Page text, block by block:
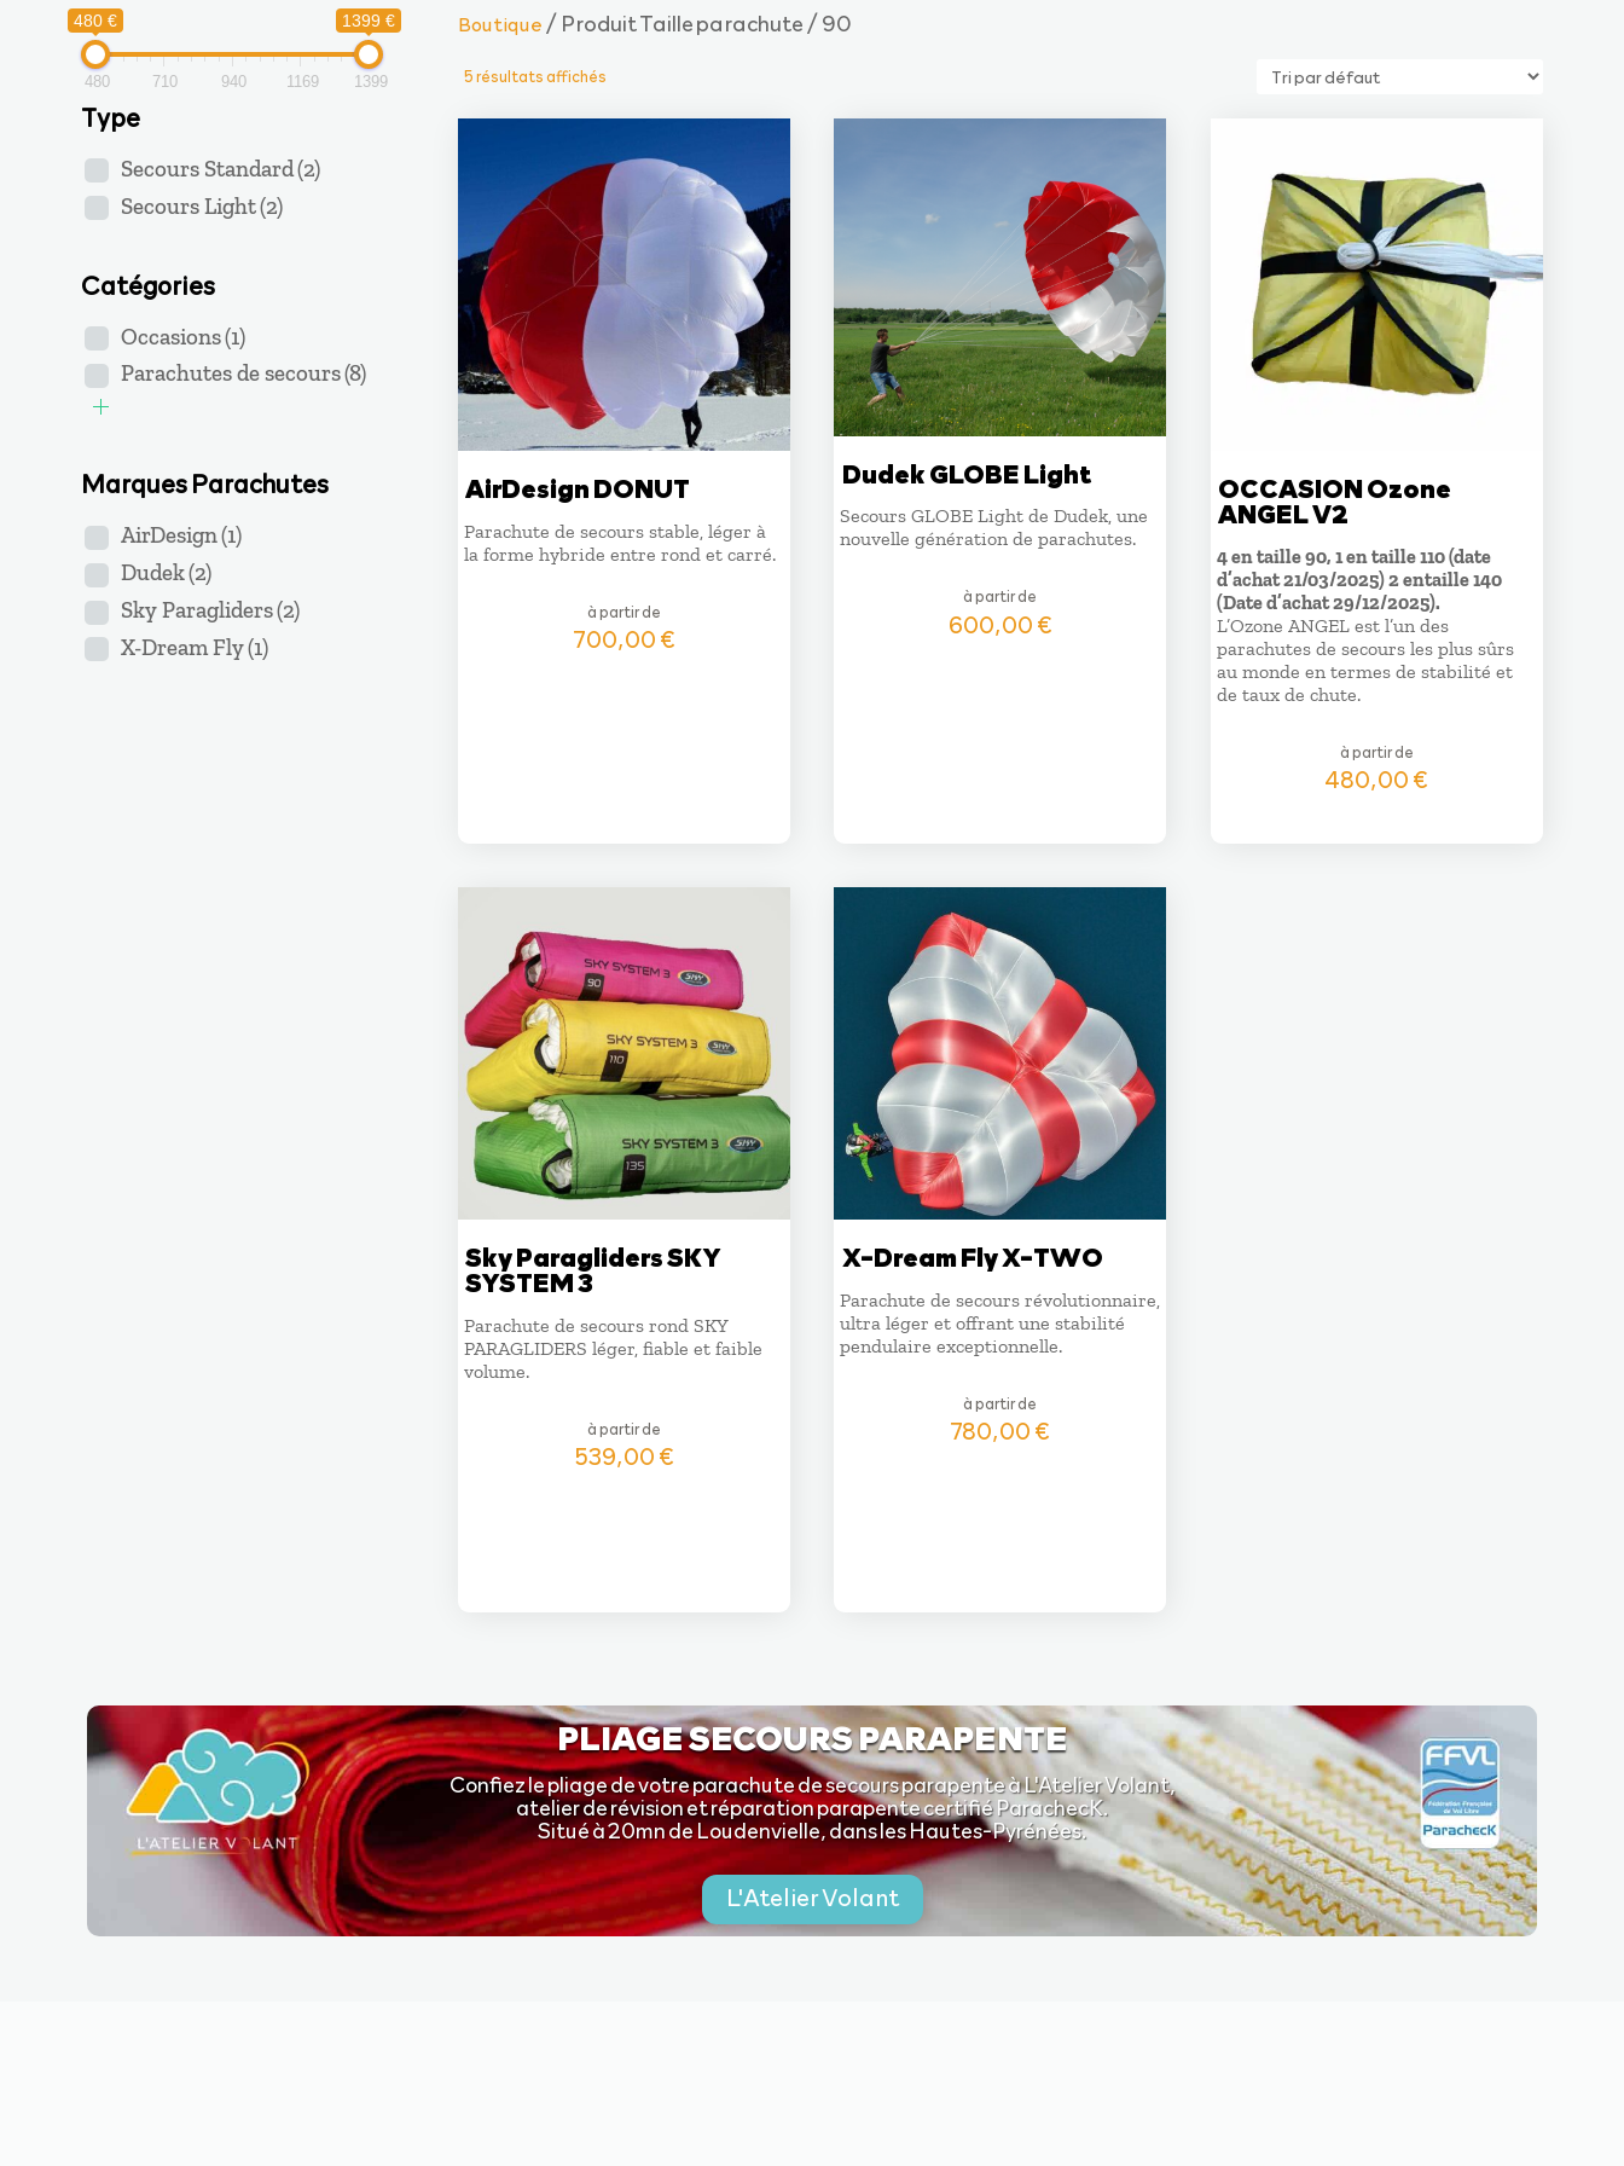
480 € 1399 €
480 710 940 1169 1399
Type
Secours Standard(2)
Secours Light(2)
Catégories
Occasions(1)
Parachutes de secours(8)
Marques Parachutes
AirDesign(1)
Dudek(2)
Sky Paragliders(2)
X-Dream Fly(1)
Boutique / Produit Taille parachute / 90
5 résultats affichés
AirDesign DONUT
Parachute de secours stable, léger à
la forme hybride entre rond et carré.
à partir de
700,00€
Dudek GLOBE Light
Secours GLOBE Light de Dudek, une
nouvelle génération de parachutes.
à partir de
600,00€
OCCASION Ozone
ANGEL V2
4 en taille 90, 1 en taille 110 (date
d’achat 21/03/2025) 2 entaille 140
(Date d’achat 29/12/2025).
L’Ozone ANGEL est l’un des
parachutes de secours les plus sûrs
au monde en termes de stabilité et
de taux de chute.
à partir de
480,00€
Sky Paragliders SKY
SYSTEM 3
Parachute de secours rond SKY
PARAGLIDERS léger, fiable et faible
volume.
à partir de
539,00€
X-Dream Fly X-TWO
Parachute de secours révolutionnaire,
ultra léger et offrant une stabilité
pendulaire exceptionnelle.
à partir de
780,00€
PLIAGE SECOURS PARAPENTE
Confiez le pliage de votre parachute de secours parapente à L'Atelier Volant,
atelier de révision et réparation parapente certifié ParachecK.
Situé à 20mn de Loudenvielle, dans les Hautes-Pyrénées.
L'Atelier Volant